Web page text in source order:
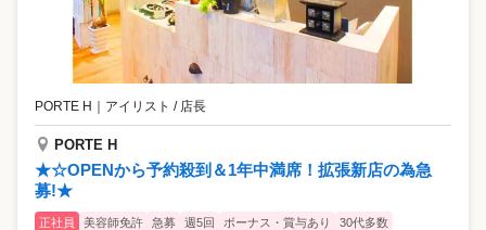
PORTE H アイリスト / 店長
PORTE H
★☆OPENから予約殺到＆1年中満席！拡張新店の為急
募!★
正社員 美容師免許 急募 週5回 ボーナス・賞与あり 30代多数